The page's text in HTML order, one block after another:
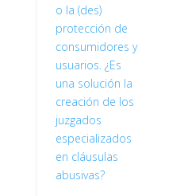
o la (des)
protección de
consumidores y
usuarios. ¿Es
una solución la
creación de los
juzgados
especializados
en cláusulas
abusivas?